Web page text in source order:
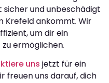
sicher und unbeschädigt
Krefeld ankommt. Wir
um dir ein
ermöglichen.
uns jetzt für ein
freuen uns darauf, dich